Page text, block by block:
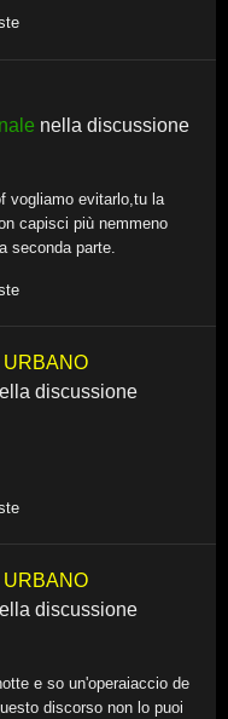
nella discussione
vogliamo evitarlo,tu la
capisci più nemmeno
seconda parte.
discussione
discussione
e so un'operaiaccio de
discorso non lo puoi